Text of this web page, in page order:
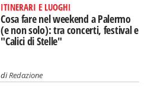
ITINERARI E LUOGHI
Cosa fare nel weekend a Palermo
(e non solo): tra concerti, festival e
"Calici di Stelle"
diRedazione